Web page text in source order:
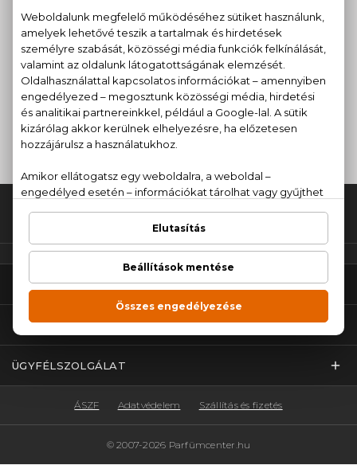
az alábbi kategóriák közül:
PARFÜMÖK
KOZMETIKUMOK
SMINK
HAJÁPOLÁS
Fel az oldal tetejére!
PARFÜMCENTER
TOP KATEGÓRIÁK
ÜGYFÉLSZOLGÁLAT
© 2007-2026 Parfümcenter.hu
ÁSZF Adatvédelem Szállítás és fizetés